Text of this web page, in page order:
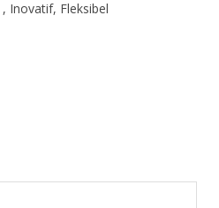
Inovatif, Fleksibel